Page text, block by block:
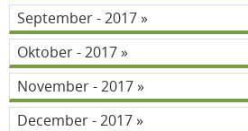
September - 2017
Oktober - 2017
November - 2017
December - 2017